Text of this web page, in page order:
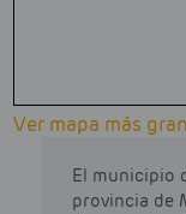
Ver mapa más
El municipio
provincia de